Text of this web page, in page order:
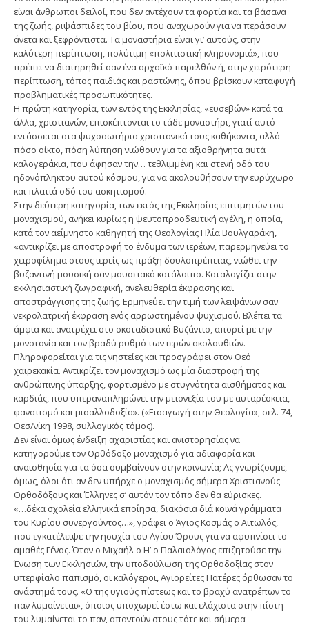
είναι άνθρωποι δειλοί, που δεν αντέχουν τα φορτία και τα βάσανα
της ζωής, ριψάσπιδες του βίου, που αναχωρούν για να περάσουν
άνετα και ξεφρόντιστα. Τα μοναστήρια είναι γι’ αυτούς, στην
καλύτερη περίπτωση, πολύτιμη «πολιτιστική κληρονομιά», που
πρέπει να διατηρηθεί σαν ένα αρχαϊκό παρελθόν ή, στην χειρότερη
περίπτωση, τόπος παιδιάς και ραστώνης, όπου βρίσκουν καταφυγή
προβληματικές προσωπικότητες.
Η πρώτη κατηγορία, των εντός της Εκκλησίας, «ευσεβών» κατά τα
άλλα, χριστιανών, επισκέπτονται το τάδε μοναστήρι, γιατί αυτό
εντάσσεται στα ψυχοσωτήρια χριστιανικά τους καθήκοντα, αλλά
πόσο οίκτο, πόση λύπηση νιώθουν για τα αξιοθρήνητα αυτά
καλογεράκια, που άφησαν την… τεθλιμμένη και στενή οδό του
ηδονόπληκτου αυτού κόσμου, για να ακολουθήσουν την ευρύχωρο
και πλατιά οδό του ασκητισμού.
Στην δεύτερη κατηγορία, των εκτός της Εκκλησίας επιτιμητών του
μοναχισμού, ανήκει κυρίως η ψευτοπροοδευτική αγέλη, η οποία,
κατά τον αείμνηστο καθηγητή της Θεολογίας Ηλία Βουλγαράκη,
«αντικρίζει με αποστροφή το ένδυμα των ιερέων, παρερμηνεύει το
χειροφίλημα στους ιερείς ως πράξη δουλοπρέπειας, νιώθει την
βυζαντινή μουσική σαν μουσειακό κατάλοιπο. Καταλογίζει στην
εκκλησιαστική ζωγραφική, ανελευθερία έκφρασης και
αποστράγγισης της ζωής. Ερμηνεύει την τιμή των λειψάνων σαν
νεκρολατρική έκφραση ενός αρρωστημένου ψυχισμού. Βλέπει τα
άμφια και ανατρέχει στο σκοταδιστικό Βυζάντιο, απορεί με την
μονοτονία και τον βραδύ ρυθμό των ιερών ακολουθιών.
Πληροφορείται για τις νηστείες και προσγράφει στον Θεό
χαιρεκακία. Αντικρίζει τον μοναχισμό ως μία διαστροφή της
ανθρώπινης ύπαρξης, φορτισμένο με στυγνότητα αισθήματος και
καρδιάς, που υπεραναπληρώνει την μειονεξία του με αυταρέσκεια,
φανατισμό και μισαλλοδοξία». («Εισαγωγή στην Θεολογία», σελ. 74,
Θεσ/νίκη 1998, συλλογικός τόμος).
Δεν είναι όμως ένδειξη αχαριστίας και ανιστορησίας να
κατηγορούμε τον Ορθόδοξο μοναχισμό για αδιαφορία και
αναισθησία για τα όσα συμβαίνουν στην κοινωνία; Ας γνωρίζουμε,
όμως, όλοι ότι αν δεν υπήρχε ο μοναχισμός σήμερα Χριστιανούς
Ορθοδόξους και Έλληνες σ’ αυτόν τον τόπο δεν θα εύρισκες.
«…δέκα σχολεία ελληνικά εποίησα, διακόσια διά κοινά γράμματα
του Κυρίου συνεργούντος…», γράφει ο Άγιος Κοσμάς ο Αιτωλός,
που εγκατέλειψε την ησυχία του Αγίου Όρους για να αφυπνίσει το
αμαθές Γένος. Όταν ο Μιχαήλ ο Η’ ο Παλαιολόγος επιζητούσε την
Ένωση των Εκκλησιών, την υποδούλωση της Ορθοδοξίας στον
υπερφίαλο παπισμό, οι καλόγεροι, Αγιορείτες Πατέρες όρθωσαν το
ανάστημά τους. «Ο της υγιούς πίστεως και το βραχύ ανατρέπων το
παν λυμαίνεται», όποιος υποχωρεί έστω και ελάχιστα στην πίστη
του λυμαίνεται το παν, απαντούν στους τότε και σήμερα